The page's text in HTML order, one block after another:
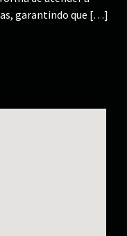
garantindo que […]